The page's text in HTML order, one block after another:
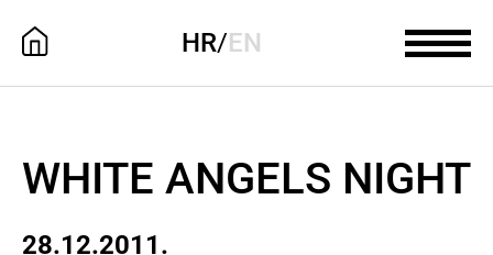
HR/EN
WHITE ANGELS NIGHT
28.12.2011.